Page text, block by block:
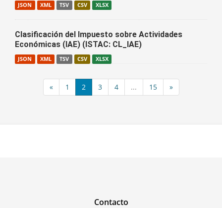
JSON XML TSV CSV XLSX
Clasificación del Impuesto sobre Actividades
Económicas (IAE) (ISTAC: CL_IAE)
JSON XML TSV CSV XLSX
« 1 2 3 4 ... 15 »
Contacto